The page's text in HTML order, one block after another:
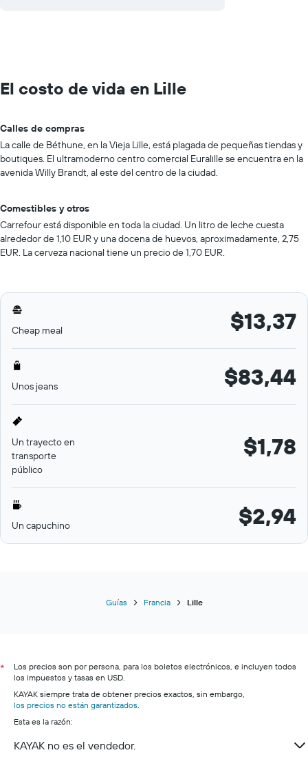
El costo de vida en Lille
Calles de compras
La calle de Béthune, en la Vieja Lille, está plagada de pequeñas tiendas y
boutiques. El ultramoderno centro comercial Euralille se encuentra en la
avenida Willy Brandt, al este del centro de la ciudad.
Comestibles y otros
Carrefour está disponible en toda la ciudad. Un litro de leche cuesta
alrededor de 1,10 EUR y una docena de huevos, aproximadamente, 2,75
EUR. La cerveza nacional tiene un precio de 1,70 EUR.
Cheap meal $13,37
Unos jeans $83,44
Un trayecto en
transporte
público
$1,78
Un capuchino $2,94
Guías Francia Lille
*
Los precios son por persona, para los boletos electrónicos, e incluyen todos
los impuestos y tasas en USD.
KAYAK siempre trata de obtener precios exactos, sin embargo,
los precios no están garantizados
Esta es la razón:
KAYAK no es el vendedor.